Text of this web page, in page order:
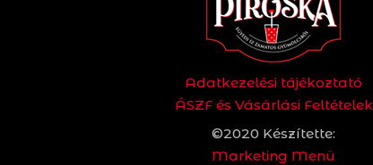
Adatkezelési tájékoztató
ÁSZF és Vásárlási Feltételek
©2020 Készítette:
Marketing Menü